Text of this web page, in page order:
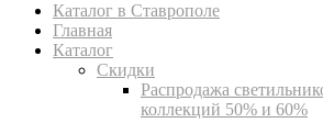
Каталог в Ставрополе
Главная
Каталог
Скидки
Распродажа
коллекций 50% и 60%